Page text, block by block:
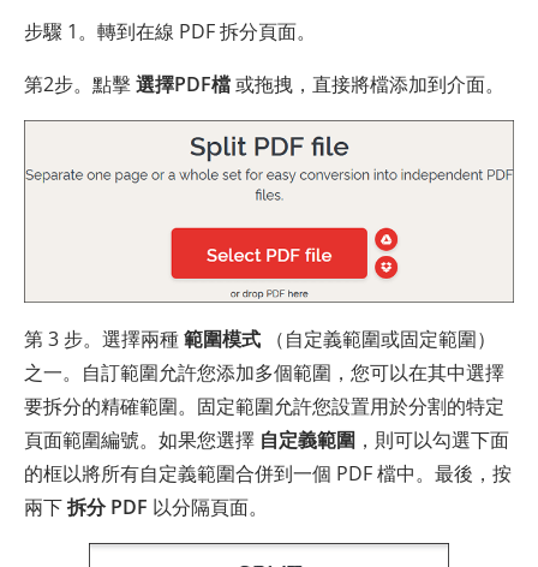
步驟 1。轉到在線 PDF 拆分頁面。
第2步。點擊選擇PDF檔或拖拽，直接將檔添加到介面。
第 3 步。選擇兩種範圍模式 （自定義範圍或固定範圍）
之一。自訂範圍允許您添加多個範圍，您可以在其中選擇
要拆分的精確範圍。固定範圍允許您設置用於分割的特定
頁面範圍編號。如果您選擇 自定義範圍 ，則可以勾選下面
的框以將所有自定義範圍合併到一個 PDF 檔中。最後，按
兩下拆分 PDF 以分隔頁面。